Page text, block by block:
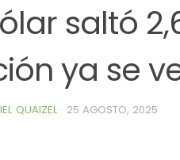
saltó
ya se
QUAIZEL · 25 AGOSTO, 2025